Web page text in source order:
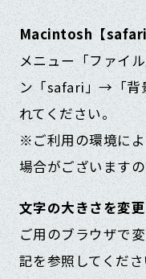
Macintosh【safari
メニュー「ファイ
ン「safari」→「背
れてください。
※ご利用の環境に
場合がございます
文字の大きさを変
ご用のブラウザで
記を参照してくだ